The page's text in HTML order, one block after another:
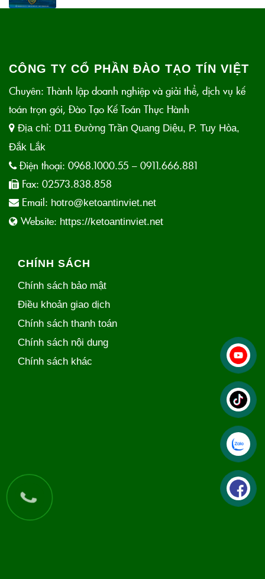
CÔNG TY CỔ PHẦN ĐÀO TẠO TÍN VIỆT
Chuyên: Thành lập doanh nghiệp và giải thể, dịch vụ kế
toán trọn gói, Đào Tạo Kế Toán Thực Hành
Địa chỉ: D11 Đường Trần Quang Diệu, P. Tuy Hòa,
Đắk Lắk
Điện thoại: 0968.1000.55 – 0911.666.881
Fax: 02573.838.858
Email: hotro@ketoantinviet.net
Website: https://ketoantinviet.net
CHÍNH SÁCH
Chính sách bảo mật
Điều khoản giao dịch
Chính sách thanh toán
Chính sách nội dung
Chính sách khác